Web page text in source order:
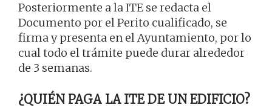
Posteriormente a la ITE se redacta el
Documento por el Perito cualificado, se
firma y presenta en el Ayuntamiento, por lo
cual todo el trámite puede durar alrededor
de 3 semanas.
¿QUIÉN PAGA LA ITE DE UN EDIFICIO?